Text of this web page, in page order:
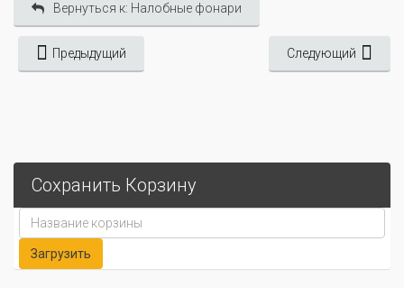
Вернуться к: Налобные фонари
Предыдущий Следующий
Сохранить Корзину